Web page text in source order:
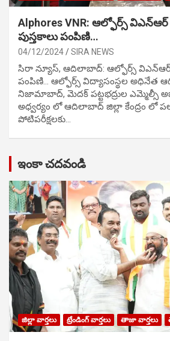
Alphores VNR: ఆల్ఫోర్స్
పుస్తకాలు పంపిణి…
04/12/2024 SIRA NEWS
సిరా న్యూస్, ఆదిలాబాద్: ఆల్ఫోర్స్ విఎన్ఆర్
పంపిణి… ఆల్ఫోర్స్ విద్యాసంస్థల అధినేత
నిజామాబాద్, మెదక్ పట్టభద్రుల ఎమ్మెల్సీ
అధ్వర్యం లో ఆదిలాబాద్ జిల్లా కేంద్రం లో
పోటిప‌రీక్ష‌ల‌కు…
ఇంకా చదవండి
జిల్లా వార్తలు ట్రేండింగ్ వార్తలు తాజా వార్తలు